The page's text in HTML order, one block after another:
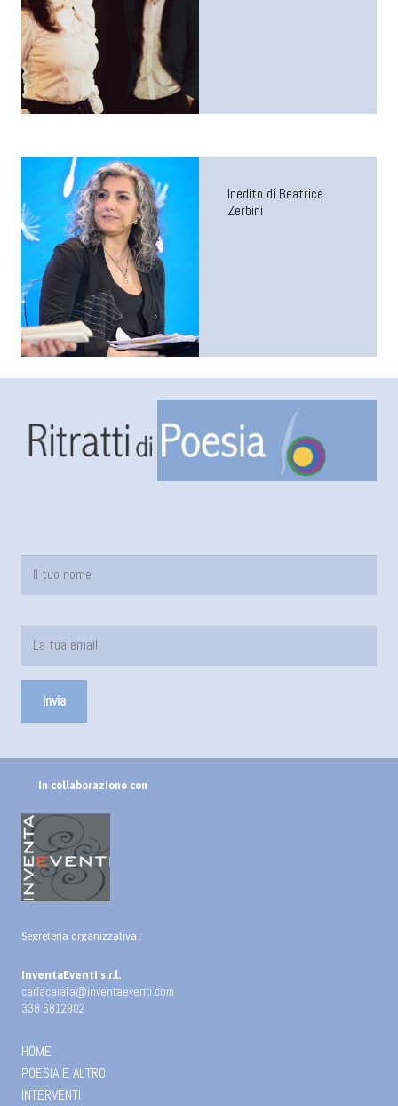
Inedito di Beatrice
Zerbini
In collaborazione con
Segreteria organizzativa :
InventaEventi s.r.l.
carlacaiafa@inventaeventi.com
338 6812902
HOME
POESIA E ALTRO
INTERVENTI